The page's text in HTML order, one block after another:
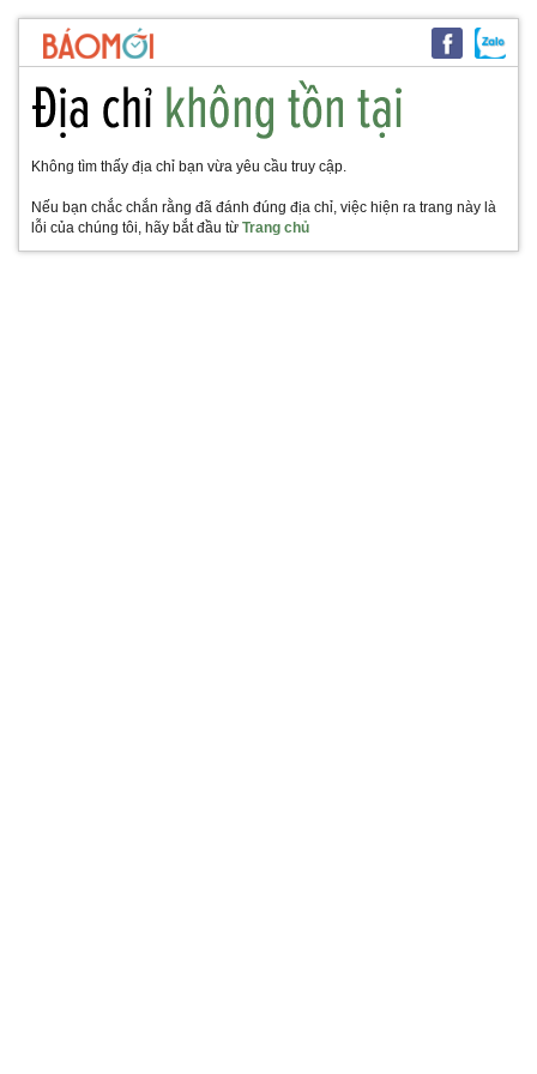
Không tìm thấy địa chỉ bạn vừa yêu cầu truy cập.
Nếu bạn chắc chắn rằng đã đánh đúng địa chỉ, việc hiện ra trang này là
lỗi của chúng tôi, hãy bắt đầu từ Trang chủ